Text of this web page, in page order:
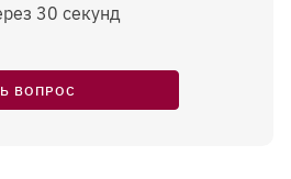
30 секунд
ВОПРОС